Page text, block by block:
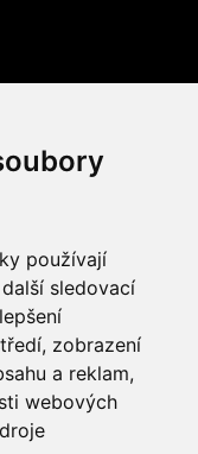
používají
sledovací
zobrazení
a reklam,
webových